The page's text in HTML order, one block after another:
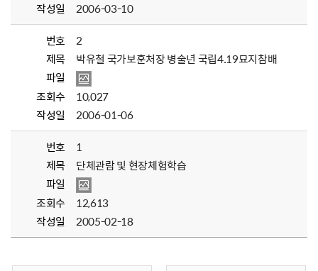
작성일
2006-03-10
번호
2
제목
박유철 국가보훈처장 병술년 국립4.19묘지참배
파일
조회수
10,027
작성일
2006-01-06
번호
1
제목
단체관람 및 현장체험학습
파일
조회수
12,613
작성일
2005-02-18